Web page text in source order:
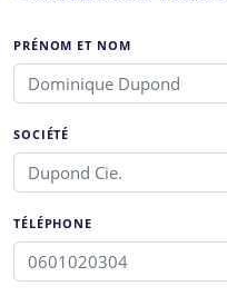
PRÉNOM ET NOM
SOCIÉTÉ
TÉLÉPHONE